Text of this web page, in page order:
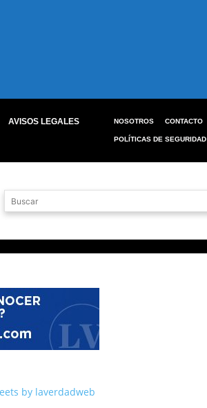
AVISOS LEGALES
NOSOTROS CONTACTO
POLÍTICAS DE SEGURIDAD
by laverdadweb